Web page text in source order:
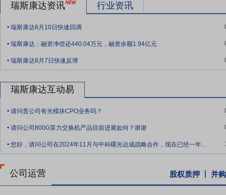
过了《关于向激励对象首次授予限制性股票的议案》,确定公司本激
瑞斯康达资讯 行业资讯
. 瑞斯康达8月10日快速回调
. 瑞斯康达：融资净偿还440.04万元，融资余额1.94亿元
. 瑞斯康达8月7日快速反弹
瑞斯康达互动易
. 请问贵公司有光模块CPO业务吗？
. 请问公司800G算力交换机产品目前进展如何？谢谢
. 您好，请问公司在2024年11月与中科曙光达成战略合作，现在已经一年了，双方合作
公司运营 股权质押 并